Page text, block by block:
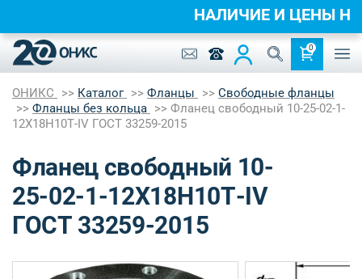
0
ОНИКС Каталог Фланцы
Свободные фланцы
Фланцы без кольца
Фланец свободный 10-25-02-1-
12Х18Н10Т-IV ГОСТ 33259-2015
Фланец свободный 10-
25-02-1-12Х18Н10Т-IV
ГОСТ 33259-2015
НАЛИЧИЕ И ЦЕНЫ